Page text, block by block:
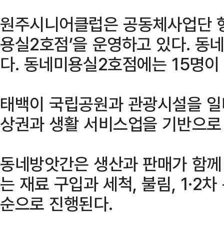
원주시니어클럽은 공동체사업단
용실2호점’을 운영하고 있다. 동
다. 동네미용실2호점에는 15명
태백이 국립공원과 관광시설을
상권과 생활 서비스업을 기반으
동네방앗간은 생산과 판매가 함
는 재료 구입과 세척, 불림, 1·2
순으로 진행된다.